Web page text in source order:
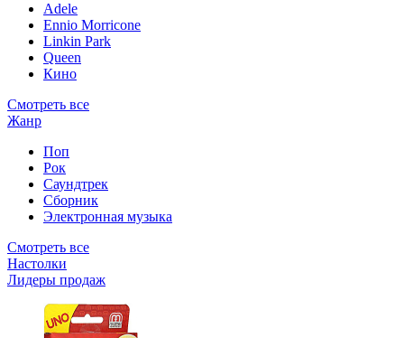
Adele
Ennio Morricone
Linkin Park
Queen
Кино
Смотреть все
Жанр
Поп
Рок
Саундтрек
Сборник
Электронная музыка
Смотреть все
Настолки
Лидеры продаж